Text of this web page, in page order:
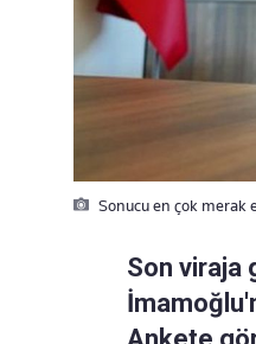
Sonucu en çok merak
Son viraja